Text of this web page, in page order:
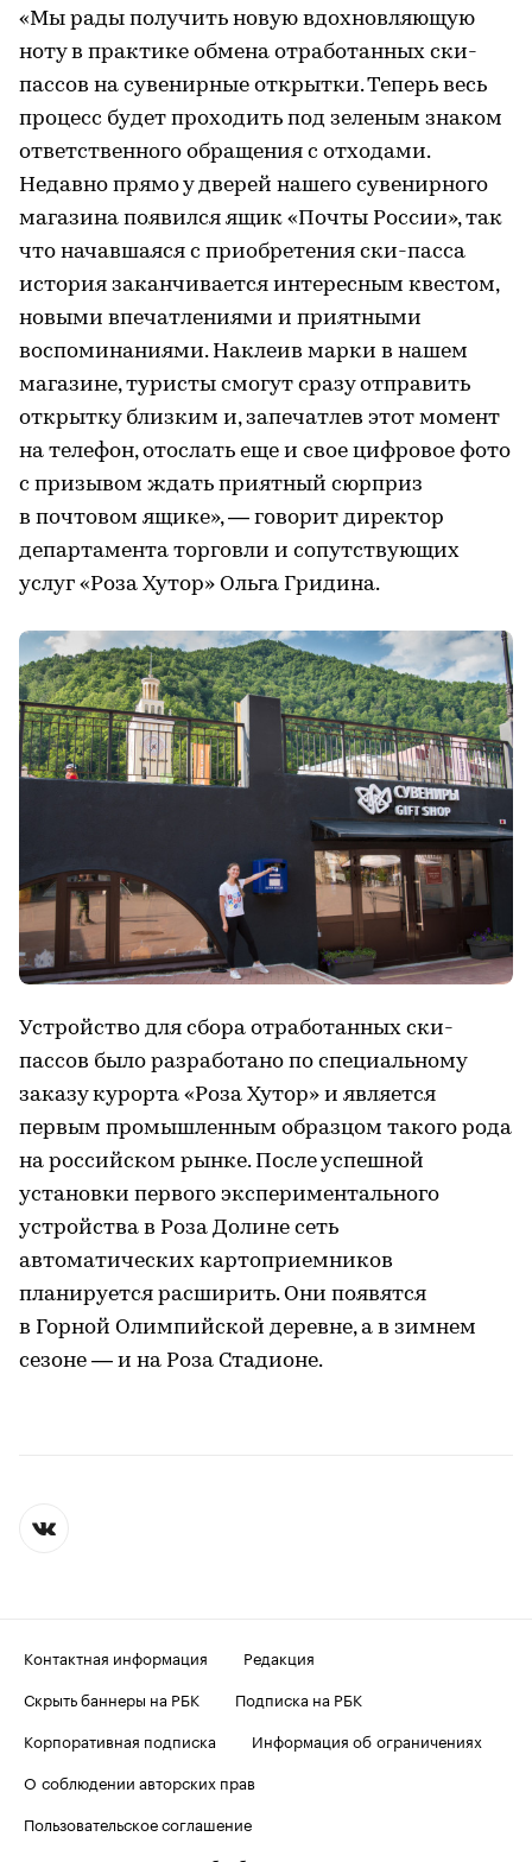
«Мы рады получить новую вдохновляющую
ноту в практике обмена отработанных ски-
пассов на сувенирные открытки. Теперь весь
процесс будет проходить под зеленым знаком
ответственного обращения с отходами.
Недавно прямо у дверей нашего сувенирного
магазина появился ящик «Почты России», так
что начавшаяся с приобретения ски-пасса
история заканчивается интересным квестом,
новыми впечатлениями и приятными
воспоминаниями. Наклеив марки в нашем
магазине, туристы смогут сразу отправить
открытку близким и, запечатлев этот момент
на телефон, отослать еще и свое цифровое фото
с призывом ждать приятный сюрприз
в почтовом ящике», — говорит директор
департамента торговли и сопутствующих
услуг «Роза Хутор» Ольга Гридина.
Устройство для сбора отработанных ски-
пассов было разработано по специальному
заказу курорта «Роза Хутор» и является
первым промышленным образцом такого рода
на российском рынке. После успешной
установки первого экспериментального
устройства в Роза Долине сеть
автоматических картоприемников
планируется расширить. Они появятся
в Горной Олимпийской деревне, а в зимнем
сезоне — и на Роза Стадионе.
Контактная информация
Редакция
Скрыть баннеры на РБК
Подписка на РБК
Корпоративная подписка
Информация об ограничениях
О соблюдении авторских прав
Пользовательское соглашение